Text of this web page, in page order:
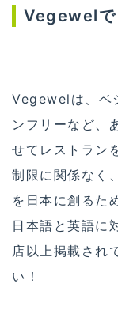
Vegewelで
Vegewelは、ベ
ンフリーなど、
せてレストラン
制限に関係なく
を日本に創るた
日本語と英語に
店以上掲載され
い！